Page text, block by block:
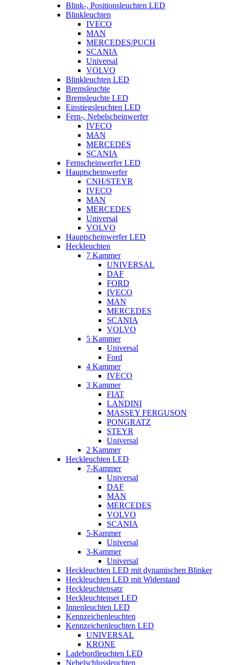
Blink-, Positionsleuchten LED
Blinkleuchten
IVECO
MAN
MERCEDES/PUCH
SCANIA
Universal
VOLVO
Blinkleuchten LED
Bremsleuchte
Bremsleuchte LED
Einstiegsleuchten LED
Fern-, Nebelscheinwerfer
IVECO
MAN
MERCEDES
SCANIA
Fernscheinwerfer LED
Hauptscheinwerfer
CNH/STEYR
IVECO
MAN
MERCEDES
Universal
VOLVO
Hauptscheinwerfer LED
Heckleuchten
7 Kammer
UNIVERSAL
DAF
FORD
IVECO
MAN
MERCEDES
SCANIA
VOLVO
5 Kammer
Universal
Ford
4 Kammer
IVECO
3 Kammer
FIAT
LANDINI
MASSEY FERGUSON
PONGRATZ
STEYR
Universal
2 Kammer
Heckleuchten LED
7-Kammer
Universal
DAF
MAN
MERCEDES
VOLVO
SCANIA
5-Kammer
Universal
3-Kammer
Universal
Heckleuchten LED mit dynamischen Blinker
Heckleuchten LED mit Widerstand
Heckleuchtensatz
Heckleuchtenset LED
Innenleuchten LED
Kennzeichenleuchten
Kennzeichenleuchten LED
UNIVERSAL
KRONE
Ladebordleuchten LED
Nebelschlussleuchten